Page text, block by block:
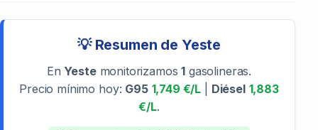
💡 Resumen de Yeste
En Yestemonitorizamos1 gasolineras.
Precio mínimo hoy: G95 1,749 €/L Diésel 1,883
€/L.